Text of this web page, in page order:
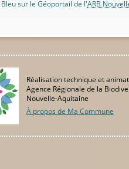
sur le Géoportail de l'ARB
Réalisation technique et
Agence Régionale de la
Nouvelle-Aquitaine
À propos de Ma Commune